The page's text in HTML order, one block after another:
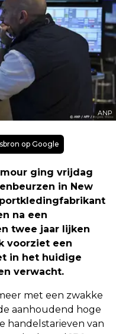
ANP
op Google
ging vrijdag
in New
na een
twee jaar lijken
voorziet een
in het huidige
verwacht.
met een zwakke
aanhoudend hoge
handelstarieven van